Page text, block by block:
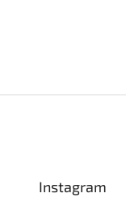
Instagram